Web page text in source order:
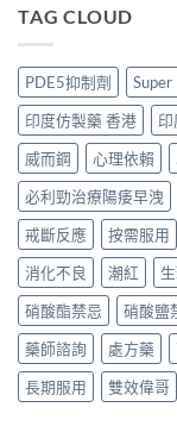
點
＋
3
招
辨
別
假〉
中
與
攻
略〉
中
買
2026
雙
效
偉
價
錢、
效
果
與
購
買
攻
略〉
中
60
邊
度
買
正
貨？
2026
價
錢、
效
果
與
購
買
攻
略〉
中
士
版
價
錢
2026
比
較：
Tadarise、
Tadacip、
Vidalista
邊
款
最
抵？
香
港
購
買
TAG CLOUD
PDE5抑制劑 Super
印度仿製藥 香港
威而鋼
心理依賴
必利勁治療陽痿早洩
戒斷反應
按需服用
消化不良
潮紅
硝酸酯禁忌
硝酸鹽
藥師諮詢
處方藥
長期服用
雙效偉哥